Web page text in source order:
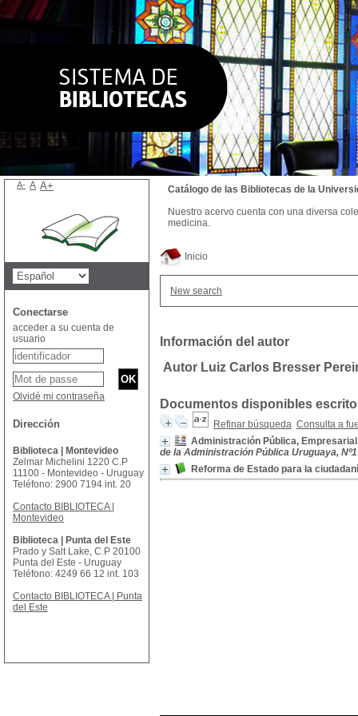
Inicio
New search
Información del autor
Autor Luiz Carlos Bresser
Documentos disponibles
Refinar búsqueda Consulta a
Administración Pública,
de la Administración Pública Uruguaya,
Reforma de Estado para la
Catálogo de las Bibliotecas de la
Nuestro acervo cuenta con una diversa
medicina.
A- A A+
Conectarse
acceder a su cuenta de
usuario
Olvidé mi contraseña
Dirección
Biblioteca | Montevideo
Zelmar Michelini 1220 C.P
11100 - Montevideo - Uruguay
Teléfono: 2900 7194 int. 20
Contacto BIBLIOTECA |
Montevideo
Biblioteca | Punta del Este
Prado y Salt Lake, C.P 20100
Punta del Este - Uruguay
Teléfono: 4249 66 12 int. 103
Contacto BIBLIOTECA | Punta
del Este